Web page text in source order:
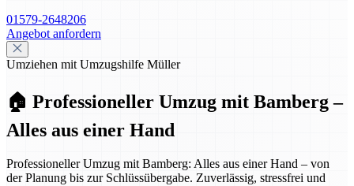
01579-2648206
Angebot anfordern
Umziehen mit Umzugshilfe Müller
🏠 Professioneller Umzug mit Bamberg –
Alles aus einer Hand
Professioneller Umzug mit Bamberg: Alles aus einer Hand – von
der Planung bis zur Schlüssübergabe. Zuverlässig, stressfrei und